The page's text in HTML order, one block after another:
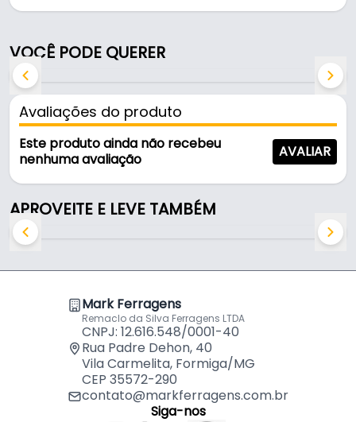
na cor zincado amarelo, é resistente e durável no
uso diário.
Características:
- Marca: Aldeghi
- Modelo: 160AT44
- Uso: Conexão Madeira em Geral
- Origem: Italy
- Aço: 1020
Indicado para:
- Conexão Madeira em Geral
VOCÊ PODE QUERER
Avaliações do produto
Este produto ainda não recebeu
nenhuma avaliação
AVALIAR
APROVEITE E LEVE TAMBÉM
Mark Ferragens
Remaclo da Silva Ferragens LTDA
CNPJ: 12.616.548/0001-40
Rua Padre Dehon, 40
Vila Carmelita, Formiga/MG
CEP 35572-290
contato@markferragens.com.br
Siga-nos